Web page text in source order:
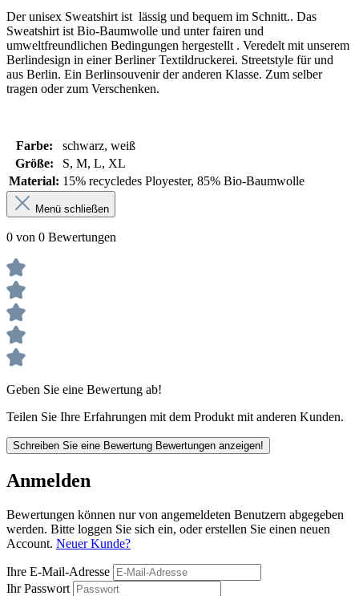
Der unisex Sweatshirt ist lässig und bequem im Schnitt.. Das
Sweatshirt ist Bio-Baumwolle und unter fairen und
umweltfreundlichen Bedingungen hergestellt . Veredelt mit unserem
Berlindesign in einer Berliner Textildruckerei. Streetstyle für und
aus Berlin. Ein Berlinsouvenir der anderen Klasse. Zum selber
tragen oder zum Verschenken.
Farbe: schwarz, weiß
Größe:
S, M, L, XL
Material: 15% recycledes Ployester, 85% Bio-Baumwolle
Menü schließen
0 von 0 Bewertungen
Geben Sie eine Bewertung ab!
Teilen Sie Ihre Erfahrungen mit dem Produkt mit anderen Kunden.
Schreiben Sie eine Bewertung Bewertungen anzeigen!
Anmelden
Bewertungen können nur von angemeldeten Benutzern abgegeben
werden. Bitte loggen Sie sich ein, oder erstellen Sie einen neuen
Account. Neuer Kunde?
Ihre E-Mail-Adresse
Ihr Passwort